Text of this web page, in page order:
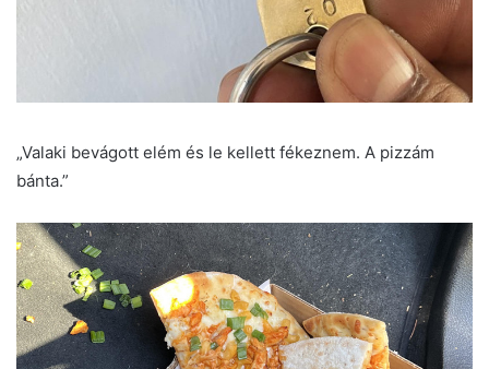
„Valaki bevágott elém és le kellett fékeznem. A pizzám
bánta.”